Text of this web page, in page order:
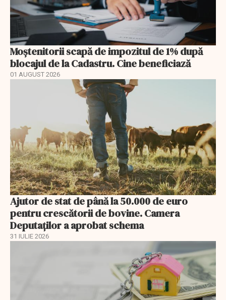
Moștenitorii scapă de impozitul de 1% după
blocajul de la Cadastru. Cine beneficiază
01 AUGUST 2026
Ajutor de stat de până la 50.000 de euro
pentru crescătorii de bovine. Camera
Deputaților a aprobat schema
31 IULIE 2026